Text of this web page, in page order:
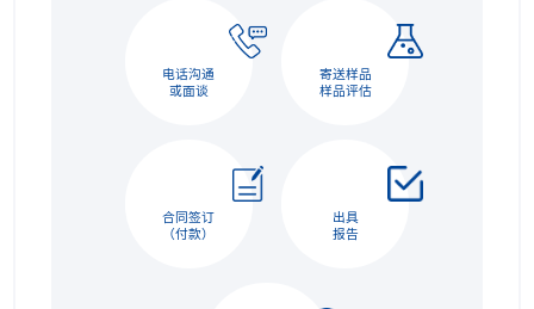
电话沟通
或面谈
寄送样品
样品评估
合同签订
（付款）
出具
报告